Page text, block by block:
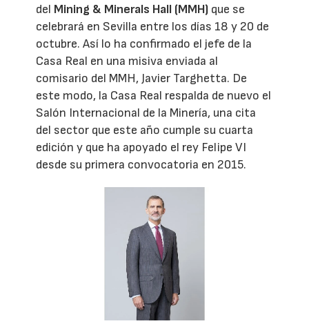
del Mining & Minerals Hall (MMH) que se
celebrará en Sevilla entre los días 18 y 20 de
octubre. Así lo ha confirmado el jefe de la
Casa Real en una misiva enviada al
comisario del MMH, Javier Targhetta. De
este modo, la Casa Real respalda de nuevo el
Salón Internacional de la Minería, una cita
del sector que este año cumple su cuarta
edición y que ha apoyado el rey Felipe VI
desde su primera convocatoria en 2015.